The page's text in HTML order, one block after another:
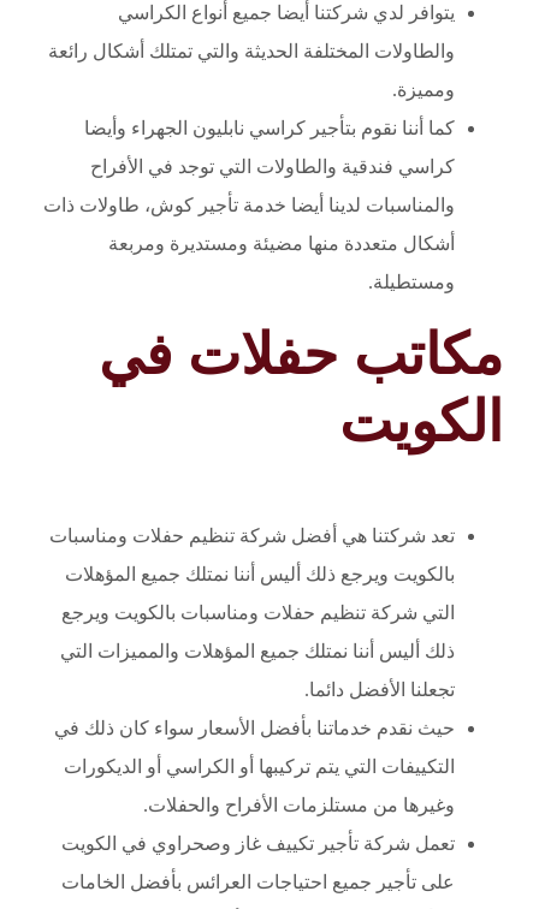
يتوافر لدي شركتنا أيضا جميع أنواع الكراسي
والطاولات المختلفة الحديثة والتي تمتلك أشكال رائعة
ومميزة.
كما أننا نقوم بتأجير كراسي نابليون الجهراء وأيضا
كراسي فندقية والطاولات التي توجد في الأفراح
والمناسبات لدينا أيضا خدمة تأجير كوش، طاولات ذات
أشكال متعددة منها مضيئة ومستديرة ومربعة
ومستطيلة.
مكاتب حفلات في
الكويت
تعد شركتنا هي أفضل شركة تنظيم حفلات ومناسبات
بالكويت ويرجع ذلك أليس أننا نمتلك جميع المؤهلات
التي شركة تنظيم حفلات ومناسبات بالكويت ويرجع
ذلك أليس أننا نمتلك جميع المؤهلات والمميزات التي
تجعلنا الأفضل دائما.
حيث نقدم خدماتنا بأفضل الأسعار سواء كان ذلك في
التكييفات التي يتم تركيبها أو الكراسي أو الديكورات
وغيرها من مستلزمات الأفراح والحفلات.
تعمل شركة تأجير تكييف غاز وصحراوي في الكويت
على تأجير جميع احتياجات العرائس بأفضل الخامات